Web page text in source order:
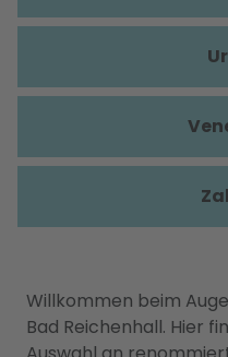
Willkommen beim
Bad Reichenhall. Hier